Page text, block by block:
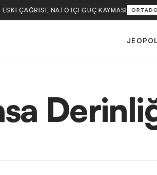
ÇAĞRISI, NATO İÇI GÜÇ KAYMASI